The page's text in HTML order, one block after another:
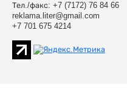
Тел./факс: +7 (7172) 76 84 66
reklama.liter@gmail.com
+7 701 675 4214